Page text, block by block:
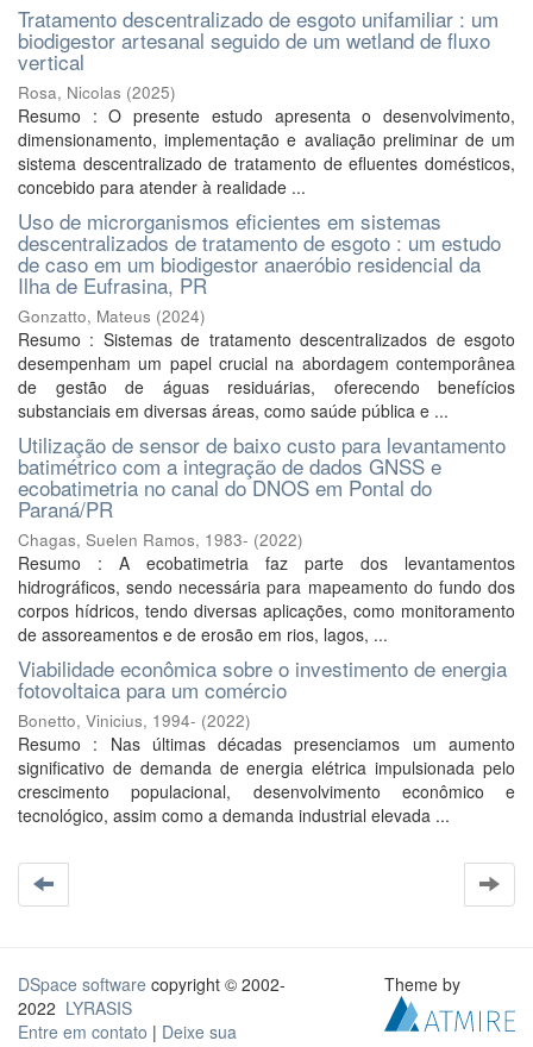
Tratamento descentralizado de esgoto unifamiliar : um
biodigestor artesanal seguido de um wetland de fluxo
vertical
Rosa, Nicolas (2025)
Resumo : O presente estudo apresenta o desenvolvimento,
dimensionamento, implementação e avaliação preliminar de um
sistema descentralizado de tratamento de efluentes domésticos,
concebido para atender à realidade ...
Uso de microrganismos eficientes em sistemas
descentralizados de tratamento de esgoto : um estudo
de caso em um biodigestor anaeróbio residencial da
Ilha de Eufrasina, PR
Gonzatto, Mateus (2024)
Resumo : Sistemas de tratamento descentralizados de esgoto
desempenham um papel crucial na abordagem contemporânea
de gestão de águas residuárias, oferecendo benefícios
substanciais em diversas áreas, como saúde pública e ...
Utilização de sensor de baixo custo para levantamento
batimétrico com a integração de dados GNSS e
ecobatimetria no canal do DNOS em Pontal do
Paraná/PR
Chagas, Suelen Ramos, 1983- (2022)
Resumo : A ecobatimetria faz parte dos levantamentos
hidrográficos, sendo necessária para mapeamento do fundo dos
corpos hídricos, tendo diversas aplicações, como monitoramento
de assoreamentos e de erosão em rios, lagos, ...
Viabilidade econômica sobre o investimento de energia
fotovoltaica para um comércio
Bonetto, Vinicius, 1994- (2022)
Resumo : Nas últimas décadas presenciamos um aumento
significativo de demanda de energia elétrica impulsionada pelo
crescimento populacional, desenvolvimento econômico e
tecnológico, assim como a demanda industrial elevada ...
DSpace software copyright © 2002-
2022 LYRASIS
Entre em contato | Deixe sua
Theme by